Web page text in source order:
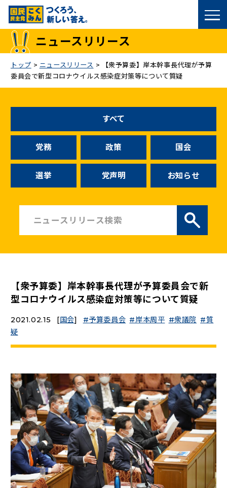
国民民主党トップ
議員
候補者公募
こくみん政治塾
お問い合わせ
ニュースリリース
こくみんうさぎの部屋
（新しいタブで開く）
国民民主党学生部（新しいタブで開く）
二次創作ガイドライン（新しいタブで開く）
プライバシーポリシー
特定商取引法に基づく表記
ニュースリリース
トップ > ニュースリリース >
【衆予算委】岸本幹事長代理が予算
委員会で新型コロナウイルス感染症対策等について質疑
すべて
党務 政策 国会
選挙 党声明 お知らせ
【衆予算委】岸本幹事長代理が予算委員会で新
型コロナウイルス感染症対策等について質疑
2021.02.15 [国会] 予算委員会 岸本周平 衆議院
質
疑